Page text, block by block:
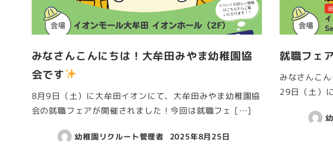
みなさんこんにちは！大牟田みやま幼稚園協
会です
8月9日（土）に大牟田イオンにて、大牟田みやま幼稚園協
会の就職フェアが開催されました！今回は就職フェ […]
幼稚園リクルート管理者 2025年8月25日
就職フェ
みなさんこ
29日（土）